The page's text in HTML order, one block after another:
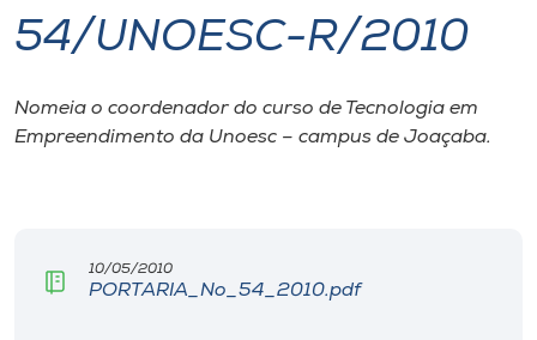
I.nova
Diplomados
CPA
54/UNOESC-R/2010
Nomeia o coordenador do curso de Tecnologia em
Empreendimento da Unoesc – campus de Joaçaba.
10/05/2010
PORTARIA_No_54_2010.pdf